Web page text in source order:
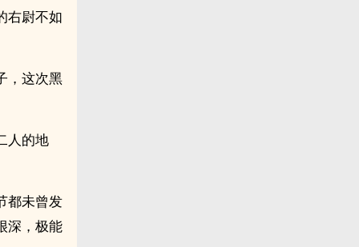
右尉不如
，这次黑
人的地
都未曾发
深，极能